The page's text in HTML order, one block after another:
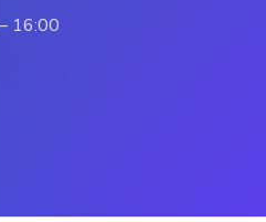
16:00